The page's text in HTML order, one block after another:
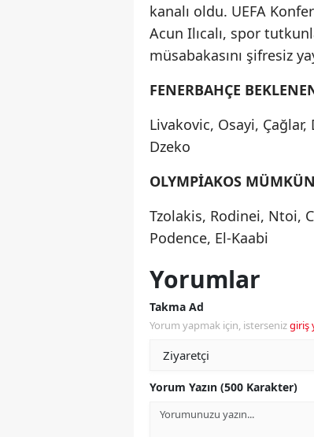
kanalı oldu. UEFA
Acun Ilıcalı, spor
müsabakasını şifresiz
FENERBAHÇE
Livakovic, Osayi,
Dzeko
OLYMPİAKOS
Tzolakis, Rodinei, Ntoi,
Podence, El-Kaabi
Yorumlar
Takma Ad
Yorum yapmak için, istersenizgiriş
Yorum Yazın (500 Karakter)